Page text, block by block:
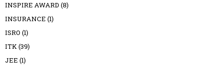
INSPIRE AWARD (8)
INSURANCE (1)
ISRO (1)
ITK(39)
JEE (1)